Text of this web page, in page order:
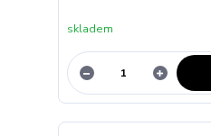
skladem